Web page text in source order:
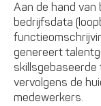
Aan de hand
bedrijfsdata
genereert
vervolgens de
medewerkers.